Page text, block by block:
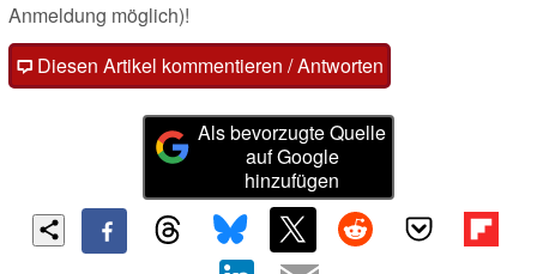
Anmeldung möglich)!
Diesen Artikel kommentieren / Antworten
Als bevorzugte Quelle
auf Google
hinzufügen